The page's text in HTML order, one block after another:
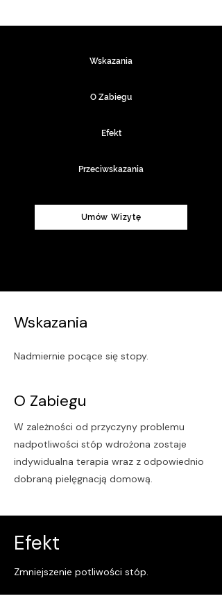
Wskazania
O Zabiegu
Efekt
Przeciwskazania
Umów Wizytę
Wskazania
Nadmiernie pocące się stopy.
O Zabiegu
W zależności od przyczyny problemu
nadpotliwości stóp wdrożona zostaje
indywidualna terapia wraz z odpowiednio
dobraną pielęgnacją domową.
Efekt
Zmniejszenie potliwości stóp.